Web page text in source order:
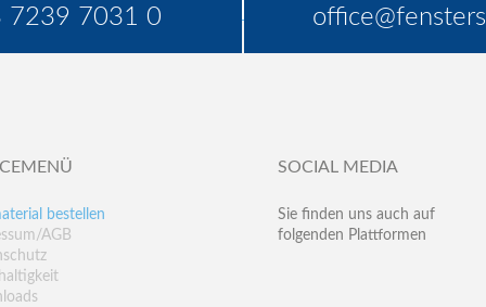
7239 7031 0
bestellen
AGB
SOCIAL MEDIA
Sie finden uns auch auf
folgenden Plattformen